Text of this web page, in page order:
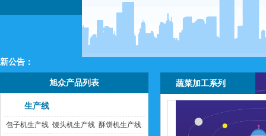
新公告：
旭众产品列表
生产线
包子机生产线 馒头机生产线 酥饼机生产线
蔬菜加工系列